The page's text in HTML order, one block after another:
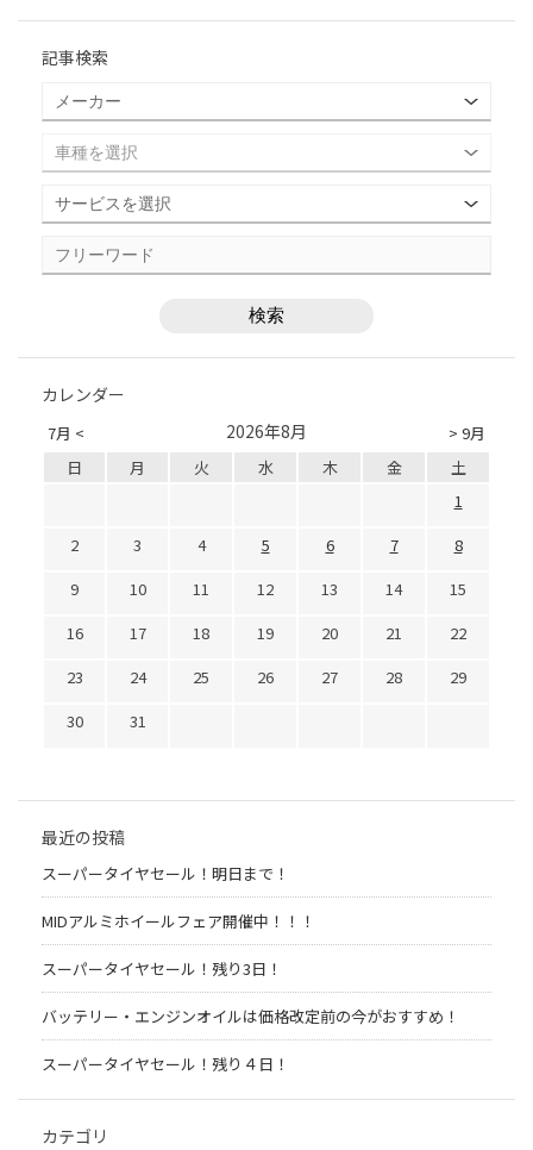
記事検索
カレンダー
7月 < > 9月
2026年8月
日 月 火 水 木 金
土
1
2
3 4 5 6 7
8
9
10 11 12 13 14
15
16
17 18 19 20 21
22
23
24 25 26 27 28
29
30
31
最近の投稿
スーパータイヤセール！明日まで！
MIDアルミホイールフェア開催中！！！
スーパータイヤセール！残り3日！
バッテリー・エンジンオイルは価格改定前の今がおすすめ！
スーパータイヤセール！残り４日！
カテゴリ